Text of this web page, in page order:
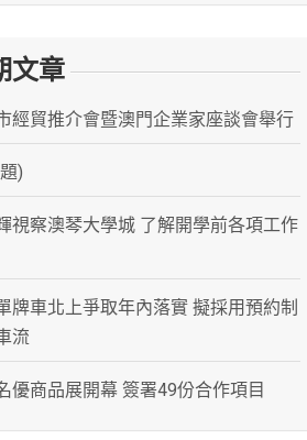
文章
經貿推介會暨澳門企業家座談會舉行
)
視察澳琴大學城 了解開學前各項工作
牌車北上爭取年內落實 擬採用預約制
流
優商品展開幕 簽署49份合作項目